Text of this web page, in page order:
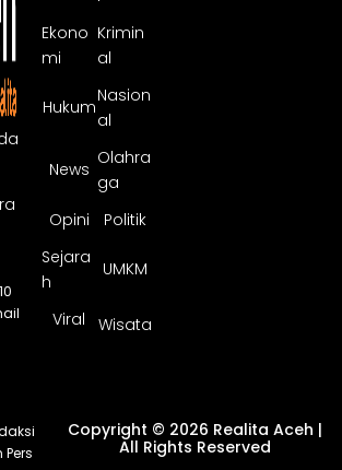
Ekono
mi
Krimin
al
Hukum
Nasion
al
News
Olahra
ga
Opini
Politik
Sejara
h
UMKM
Viral Wisata
Copyright © 2026 Realita Aceh |
All Rights Reserved